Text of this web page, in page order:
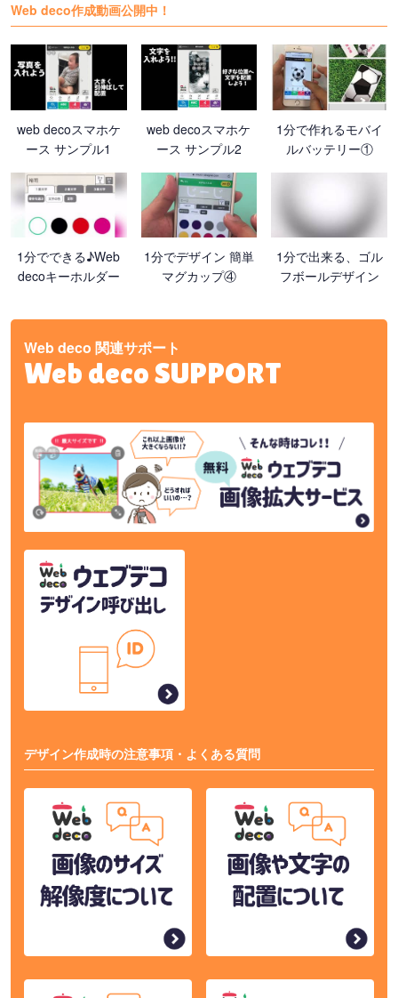
Web deco作成動画公開中！
web decoスマホケ
ース サンプル1
web decoスマホケ
ース サンプル2
1分で作れるモバイ
ルバッテリー①
1分でできる♪Web
decoキーホルダー
1分でデザイン 簡単
マグカップ④
1分で出来る、ゴル
フボールデザイン
Web deco 関連サポート
Web deco SUPPORT
デザイン作成時の注意事項・よくある質問